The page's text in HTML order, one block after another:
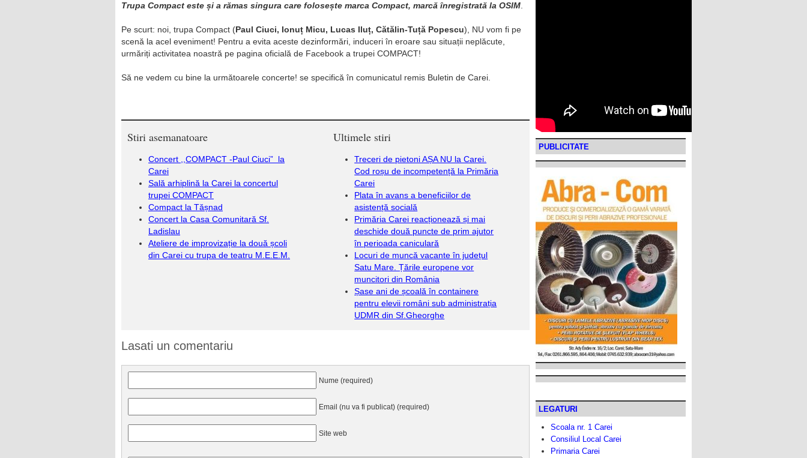
Trupa Compact este și a rămas singura care folosește marca Compact, marcă înregistrată la OSIM
Pe scurt: noi, trupa Compact (Paul Ciuci, Ionuț Micu, Lucas Iluț, Cătălin-Tuță Popescu), NU vom fi pe
scenă la acel eveniment! Pentru a evita aceste dezinformări, induceri în eroare sau situații neplăcute,
urmăriți activitatea noastră pe pagina oficială de Facebook a trupei COMPACT!
Să ne vedem cu bine la următoarele concerte! se specifică în comunicatul remis Buletin de Carei.
Stiri asemanatoare
Concert ,,COMPACT -Paul Ciuci” la
Carei
Sală arhiplină la Carei la concertul
trupei COMPACT
Compact la Tășnad
Concert la Casa Comunitară Sf.
Ladislau
Ateliere de improvizație la două școli
din Carei cu trupa de teatru M.E.E.M.
Ultimele stiri
Treceri de pietoni AȘA NU la Carei.
Cod roșu de incompetență la Primăria
Carei
Plata în avans a beneficiilor de
asistență socială
Primăria Carei reacționează și mai
deschide două puncte de prim ajutor
în perioada caniculară
Locuri de muncă vacante în județul
Satu Mare. Țările europene vor
muncitori din România
Șase ani de școală în containere
pentru elevii români sub administrația
UDMR din Sf.Gheorghe
Lasati un comentariu
Nume (required)
Email (nu va fi publicat) (required)
Site web
PUBLICITATE
LEGATURI
Scoala nr. 1 Carei
Consiliul Local Carei
Primaria Carei